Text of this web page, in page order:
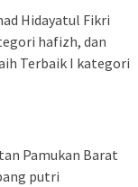
Hidayatul Fikri
hafizh, dan
Terbaik I kategori
Pamukan Barat
putri